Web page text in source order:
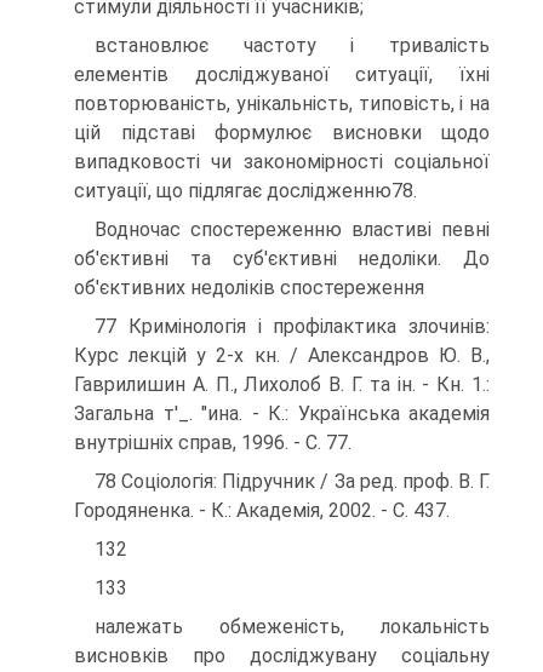
стимули діяльності її учасників;
встановлює частоту і тривалість
елементів досліджуваної ситуації, їхні
повторюваність, унікальність, типовість, і на
цій підставі формулює висновки щодо
випадковості чи закономірності соціальної
ситуації, що підлягає дослідженню78.
Водночас спостереженню властиві певні
об'єктивні та суб'єктивні недоліки. До
об'єктивних недоліків спостереження
77 Кримінологія і профілактика злочинів:
Курс лекцій у 2-х кн. / Александров Ю. В.,
Гаврилишин А. П., Лихолоб В. Г. та ін. - Кн. 1.:
Загальна т'_. "ина. - К.: Українська академія
внутрішніх справ, 1996. - С. 77.
78 Соціологія: Підручник / За ред. проф. В. Г.
Городяненка. - К.: Академія, 2002. - С. 437.
132
133
належать обмеженість, локальність
висновків про досліджувану соціальну